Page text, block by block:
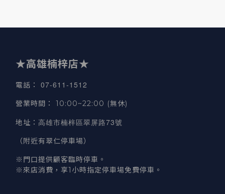
★高雄楠梓店★
電話 ： 07-611-1512
營業時間 ： 10:00~22:00 (無休)
地址 ： 高雄市楠梓區翠屏路73號
（附近有翠仁停車場）
※門口提供顧客臨時停車。
※來店消費，享1小時指定停車場免費停車。